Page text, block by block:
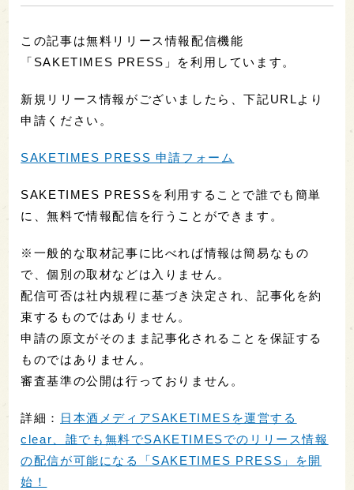
この記事は無料リリース情報配信機能
「SAKETIMES PRESS」を利用しています。
新規リリース情報がございましたら、下記URLより
申請ください。
SAKETIMES PRESS 申請フォーム
SAKETIMES PRESSを利用することで誰でも簡単
に、無料で情報配信を行うことができます。
※一般的な取材記事に比べれば情報は簡易なもの
で、個別の取材などは入りません。
配信可否は社内規程に基づき決定され、記事化を約
束するものではありません。
申請の原文がそのまま記事化されることを保証する
ものではありません。
審査基準の公開は行っておりません。
詳細：
日本酒メディアSAKETIMESを運営する
clear、誰でも無料でSAKETIMESでのリリース情報
の配信が可能になる「SAKETIMES PRESS」を開
始！